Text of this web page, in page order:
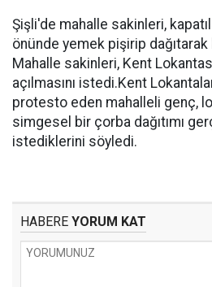
Şişli'de mahalle sakinleri,
önünde yemek pişirip
Mahalle sakinleri, Kent
açılmasını istedi.Kent
protesto eden mahalleli genç,
simgesel bir çorba dağıtımı
istediklerini söyledi.
HABERE YORUM KAT